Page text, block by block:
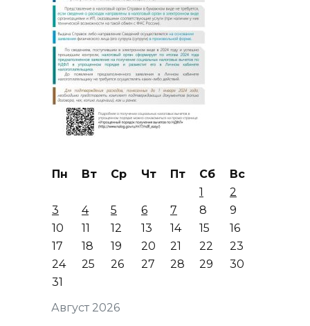
Август 2026
Пн Вт Ср Чт Пт Сб
Вс
1
2
3
4 5 6 7 8
9
10
11 12 13 14 15
16
17
18 19 20 21 22
23
24
25 26 27 28 29
30
31